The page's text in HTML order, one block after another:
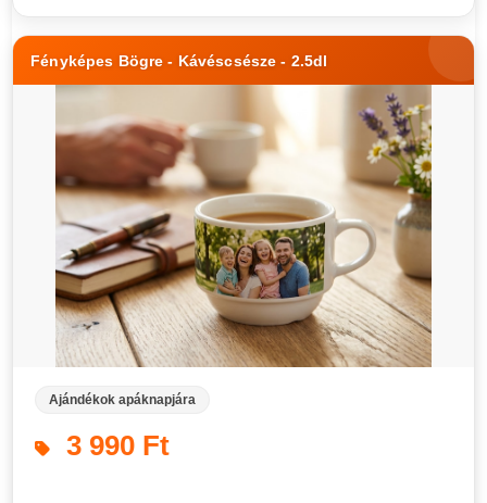
Fényképes Bögre - Kávéscsésze - 2.5dl
Ajándékok apáknapjára
3 990 Ft